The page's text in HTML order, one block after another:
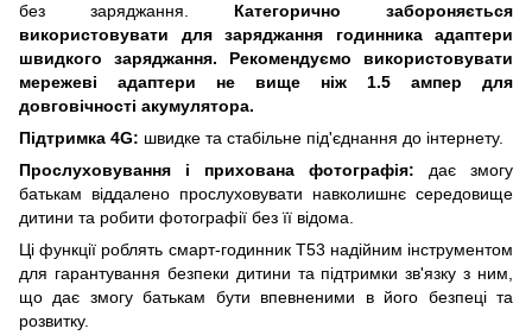
без заряджання. Категорично забороняється
використовувати для заряджання годинника адаптери
швидкого заряджання. Рекомендуємо використовувати
мережеві адаптери не вище ніж 1.5 ампер для
довговічності акумулятора.
Підтримка 4G: швидке та стабільне під'єднання до інтернету.
Прослуховування і прихована фотографія: дає змогу
батькам віддалено прослуховувати навколишнє середовище
дитини та робити фотографії без її відома.
Ці функції роблять смарт-годинник T53 надійним інструментом
для гарантування безпеки дитини та підтримки зв'язку з ним,
що дає змогу батькам бути впевненими в його безпеці та
розвитку.